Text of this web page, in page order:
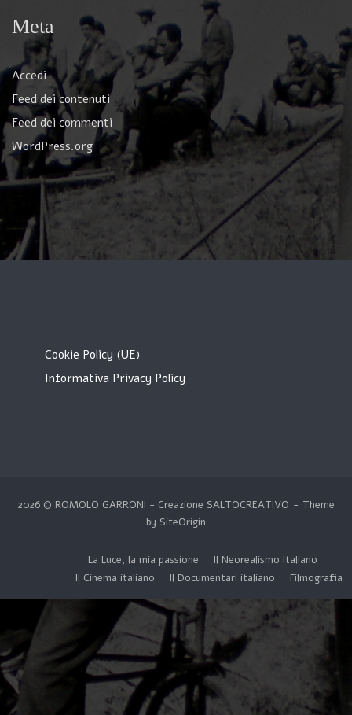
Meta
Accedi
Feed dei contenuti
Feed dei commenti
WordPress.org
Cookie Policy (UE)
Informativa Privacy Policy
2026 © ROMOLO GARRONI - Creazione SALTOCREATIVO
Theme
by SiteOrigin
La Luce, la mia passione
Il Neorealismo Italiano
Il Cinema italiano
Il Documentari italiano Filmografia